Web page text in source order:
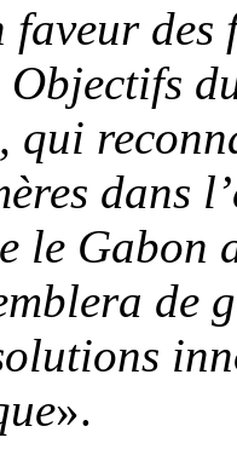
faveur des
Objectifs
qui
dans
le
de
».